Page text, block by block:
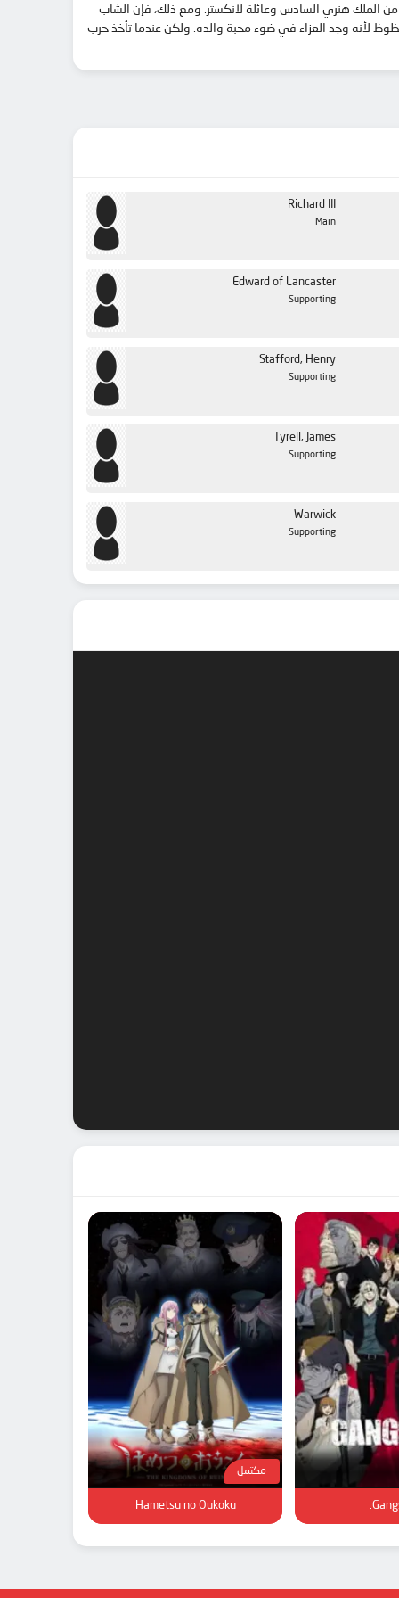
من الملك هنري السادس وعائلة لانكستر. ومع ذلك، فإن الشاب
لأنه وجد العزاء في ضوء محبة والده. ولكن عندما تأخذ حرب
Richard III
Main
Edward of Lancaster
Supporting
Stafford, Henry
Supporting
Tyrell, James
Supporting
Warwick
Supporting
مكتمل
Hametsu no Oukoku